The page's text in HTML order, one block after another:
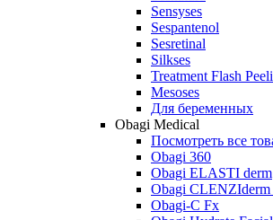
Sensyses
Sespantenol
Sesretinal
Silkses
Treatment Flash
Mesoses
Для беременных
Obagi Medical
Посмотреть все
Obagi 360
Obagi ELASTI derm
Obagi
Obagi-C Fx